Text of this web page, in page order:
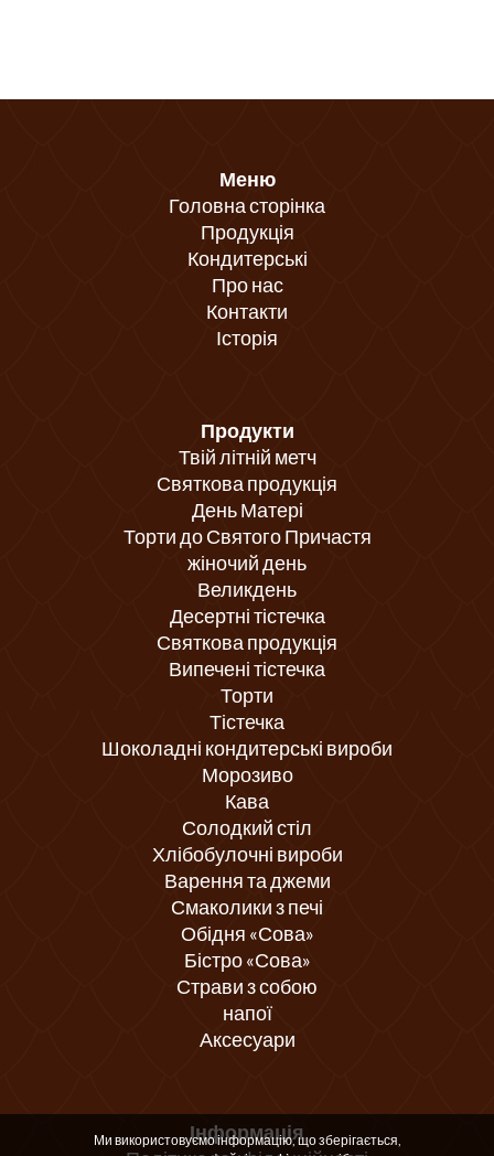
Меню
Головна сторінка
Продукція
Кондитерські
Про нас
Контакти
Історія
Продукти
Твій літній метч
Святкова продукція
День Матері
Торти до Святого Причастя
жіночий день
Великдень
Десертні тістечка
Святкова продукція
Випечені тістечка
Торти
Тістечка
Шоколадні кондитерські вироби
Морозиво
Кава
Солодкий стіл
Хлібобулочні вироби
Варення та джеми
Смаколики з печі
Обідня «Сова»
Бістро «Сова»
Страви з собою
напої
Аксесуари
Інформація
Ми використовуємо інформацію, що зберігається,